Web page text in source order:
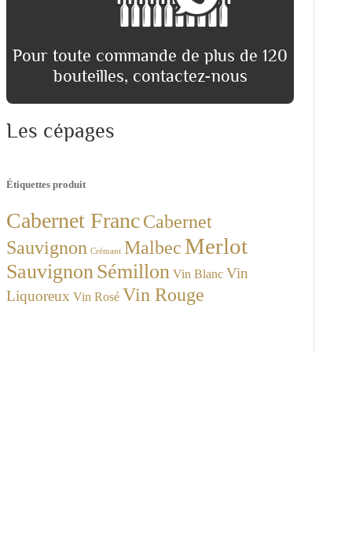
Pour toute commande de plus de 120
bouteilles, contactez-nous
Les cépages
Étiquettes produit
Cabernet FrancCabernet
Sauvignon Crémant Malbec Merlot
SauvignonSémillon Vin Blanc Vin
Liquoreux Vin Rosé Vin Rouge